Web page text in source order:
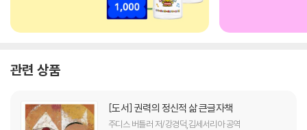
관련 상품
[도서] 권력의 정신적 삶 큰글자책
주디스 버틀러 저/강경덕,김세서리아 공역